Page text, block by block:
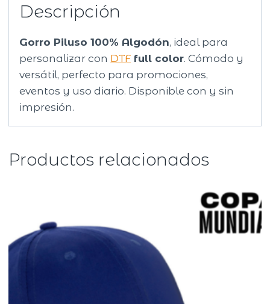
Descripción
Gorro Piluso 100% Algodón, ideal para
personalizar con DTF full color. Cómodo y
versátil, perfecto para promociones,
eventos y uso diario. Disponible con y sin
impresión.
Productos relacionados